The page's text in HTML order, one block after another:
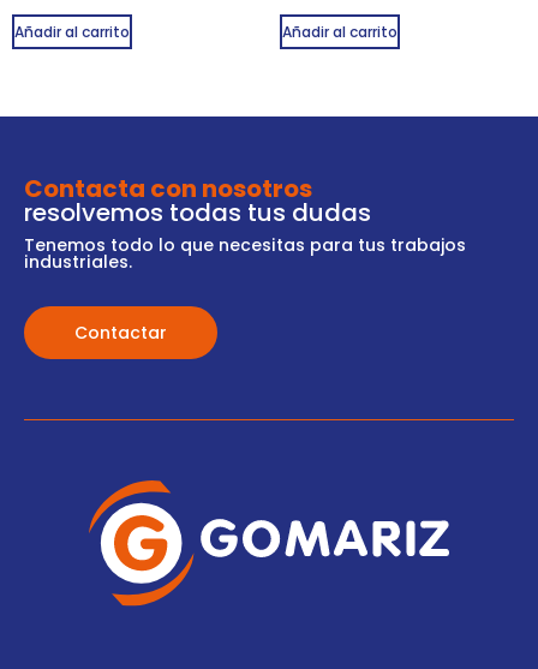
Añadir al carrito Añadir al carrito
Contacta con nosotros
resolvemos todas tus dudas
Tenemos todo lo que necesitas para tus trabajos
industriales.
Contactar